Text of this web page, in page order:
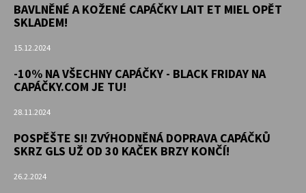
BAVLNĚNÉ A KOŽENÉ CAPÁČKY LAIT ET MIEL OPĚT
SKLADEM!
15.12.2024
-10% NA VŠECHNY CAPÁČKY - BLACK FRIDAY NA
CAPÁČKY.COM JE TU!
28.11.2024
POSPĚŠTE SI! ZVÝHODNĚNÁ DOPRAVA CAPÁČKŮ
SKRZ GLS UŽ OD 30 KAČEK BRZY KONČÍ!
26.2.2024